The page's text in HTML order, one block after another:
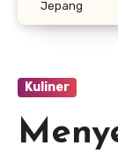
Jepang
Kuliner